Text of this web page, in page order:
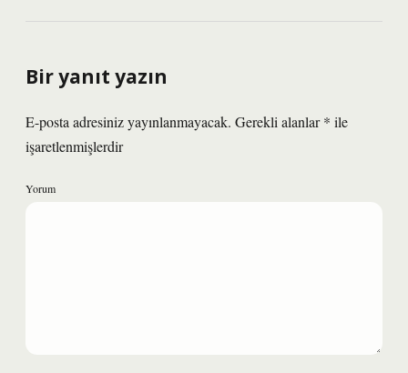
Bir yanıt yazın
E-posta adresiniz yayınlanmayacak. Gerekli alanlar* ile
işaretlenmişlerdir
Yorum